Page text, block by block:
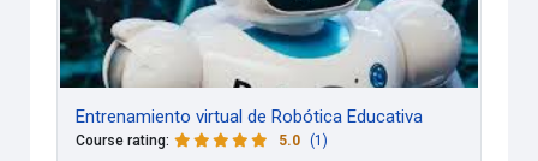
Entrenamiento virtual de Robótica Educativa
Course rating: 5.0 (1)